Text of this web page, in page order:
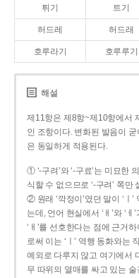
튀기 트기
허드레 허드래
호루라기 호루루기
해설
제11항은 제8항~제10항에서
인 조항이다. 변화된 발음이
은 동일하게 적용된다.
① ‘-구려’와 ‘-구료’는 미묘한
식할 수 없으므로 ‘-구려’ 쪽만
② 원래 ‘깍정이’였던 말이 ‘ㅣ
는데, 언어 현실에서 ‘ㅐ’와 ‘
‘ㅐ’를 선호한다는 점에 근거
로써 이는 ‘ㅣ’ 역행 동화와는
예외로 다루지 않고 여기에서
무 따위의 열매를 싸고 있는 술